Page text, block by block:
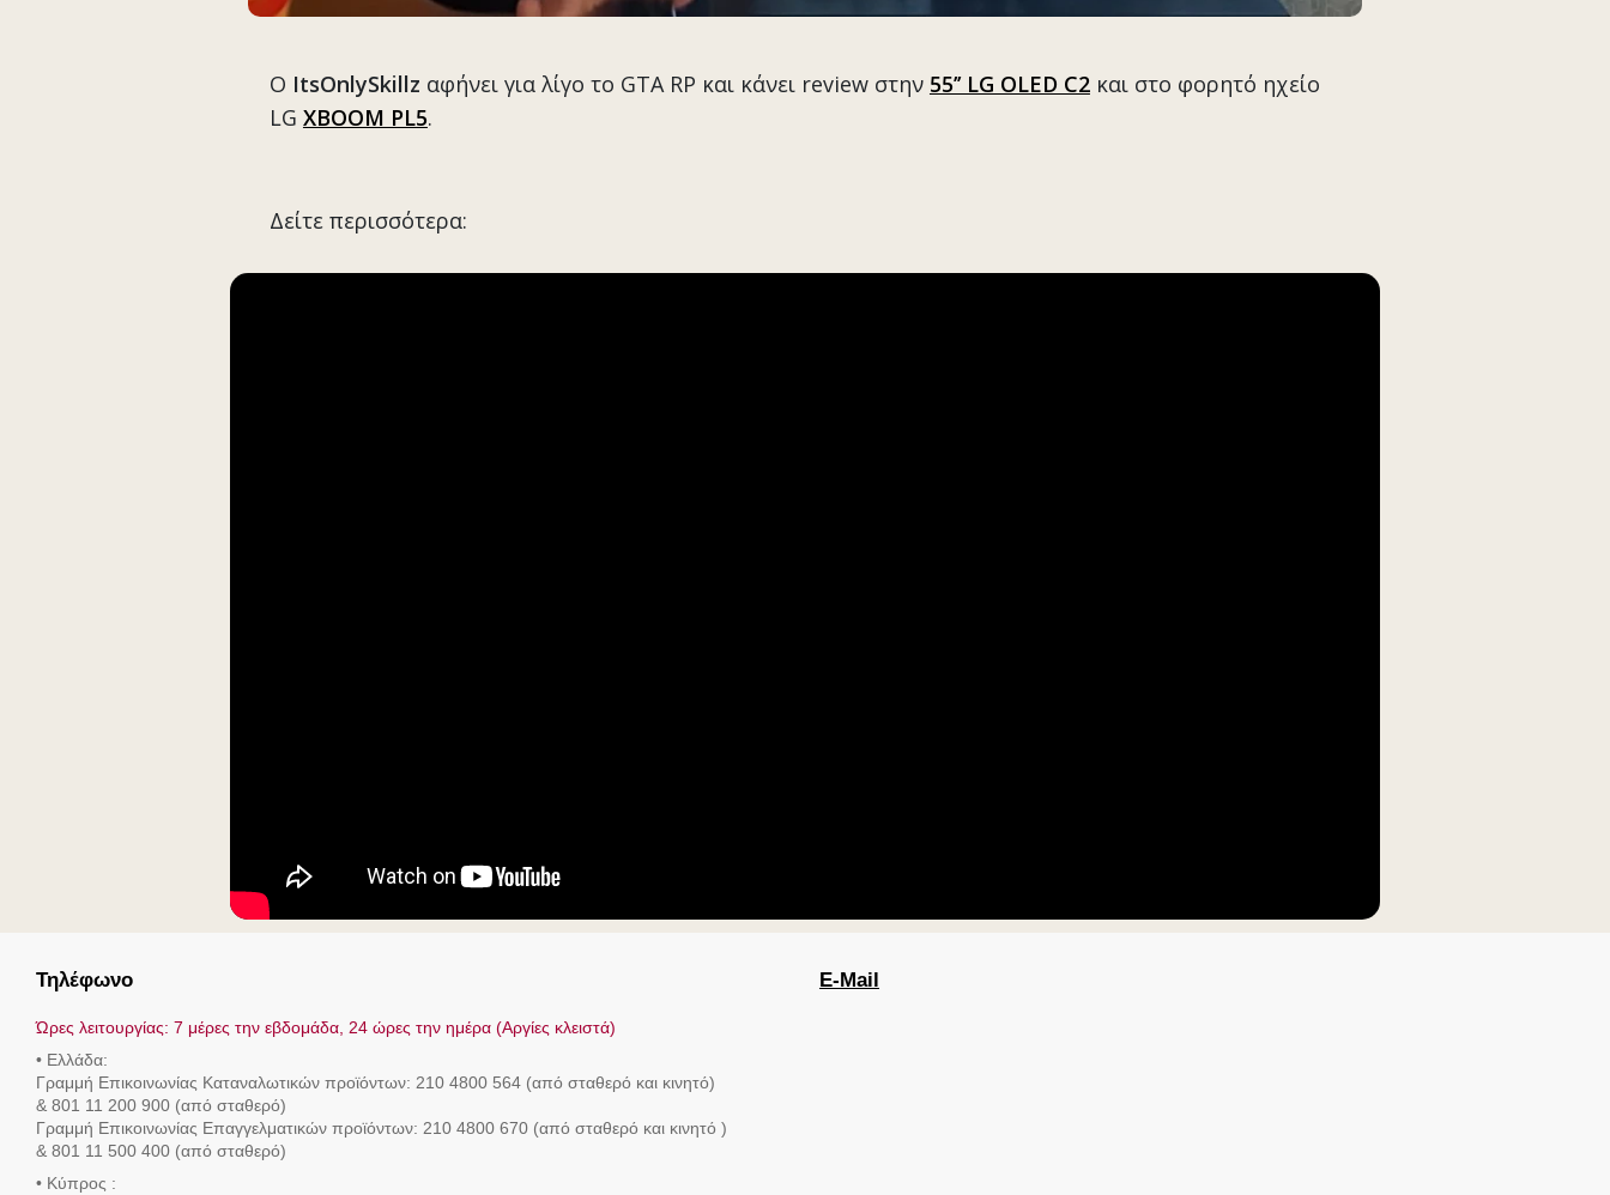
O ItsOnlySkillz αφήνει για λίγο το GTA RP και κάνει review στην 55’’ LG OLED C2και στο φορητό ηχείο
LG XBOOM PL5.
Δείτε περισσότερα:
Τηλέφωνο
Ώρες λειτουργίας: 7 μέρες την εβδομάδα, 24 ώρες την ημέρα (Αργίες κλειστά)
• Ελλάδα:
Γραμμή Eπικοινωνίας Καταναλωτικών προϊόντων: 210 4800 564 (από σταθερό και κινητό)
& 801 11 200 900 (από σταθερό)
Γραμμή Eπικοινωνίας Επαγγελματικών προϊόντων: 210 4800 670 (από σταθερό και κινητό )
& 801 11 500 400 (από σταθερό)
• Κύπρος :
E-Mail